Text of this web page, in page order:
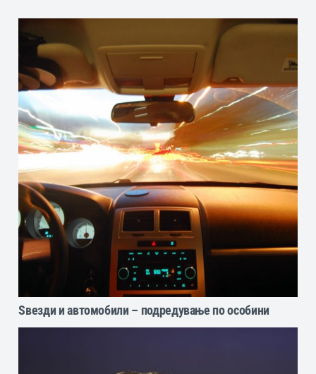
Ѕвезди и автомобили – подредување по особини